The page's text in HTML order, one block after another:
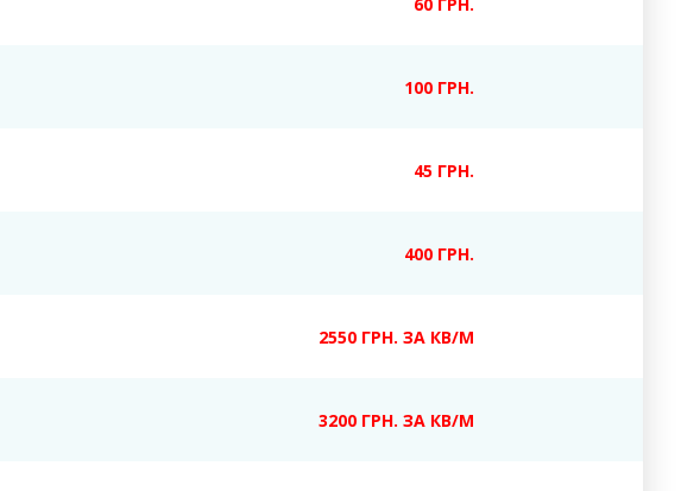
100 ГРН.
45 ГРН.
400 ГРН.
2550 ГРН. ЗА КВ/М
3200 ГРН. ЗА КВ/М